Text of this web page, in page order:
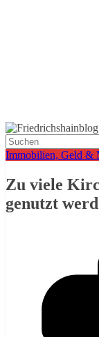
Immobilien, Geld &
Zu viele
genutzt